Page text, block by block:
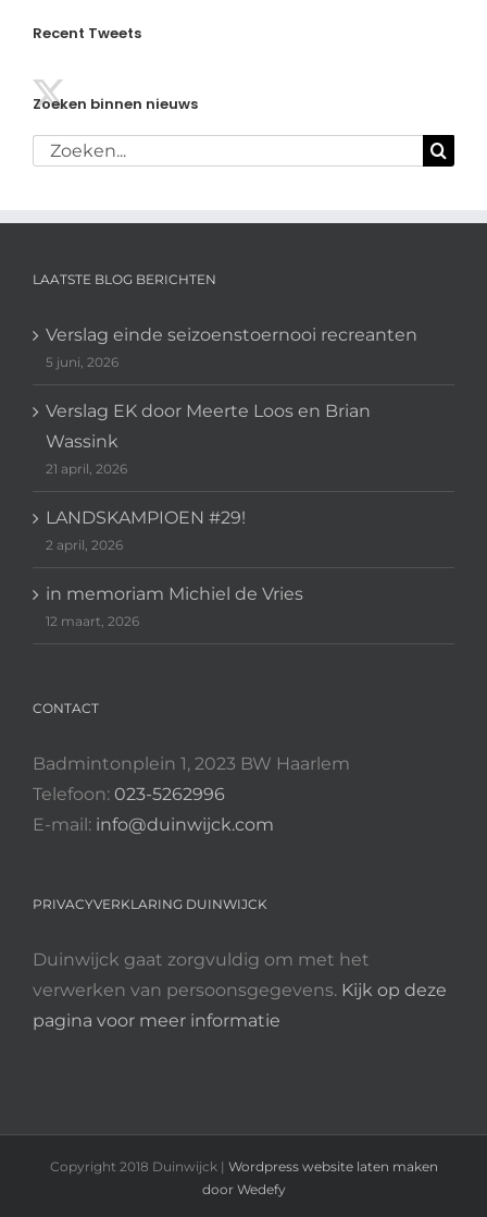
Recent Tweets
Zoeken binnen nieuws
Zoeken
LAATSTE BLOG BERICHTEN
Verslag einde seizoenstoernooi recreanten
5 juni, 2026
Verslag EK door Meerte Loos en Brian
Wassink
21 april, 2026
LANDSKAMPIOEN #29!
2 april, 2026
in memoriam Michiel de Vries
12 maart, 2026
CONTACT
Badmintonplein 1, 2023 BW Haarlem
Telefoon: 023-5262996
E-mail: info@duinwijck.com
PRIVACYVERKLARING DUINWIJCK
Duinwijck gaat zorgvuldig om met het
verwerken van persoonsgegevens. Kijk op deze
pagina voor meer informatie
Copyright 2018 Duinwijck | Wordpress website laten maken
door Wedefy